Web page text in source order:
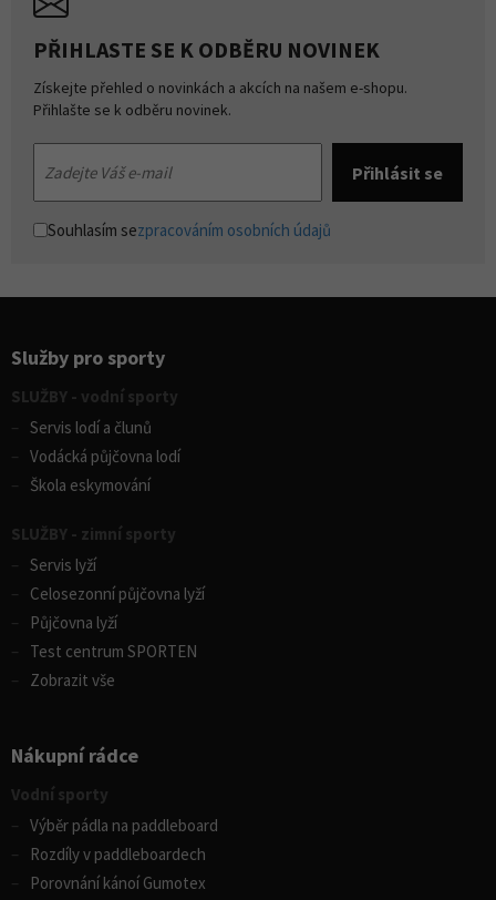
PŘIHLASTE SE K ODBĚRU NOVINEK
Získejte přehled o novinkách a akcích na našem e-shopu.
Přihlašte se k odběru novinek.
Souhlasím sezpracováním osobních údajů
Služby pro sporty
SLUŽBY - vodní sporty
Servis lodí a člunů
Vodácká půjčovna lodí
Škola eskymování
SLUŽBY - zimní sporty
Servis lyží
Celosezonní půjčovna lyží
Půjčovna lyží
Test centrum SPORTEN
Zobrazit vše
Nákupní rádce
Vodní sporty
Výběr pádla na paddleboard
Rozdíly v paddleboardech
Porovnání kánoí Gumotex